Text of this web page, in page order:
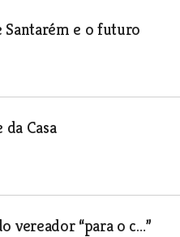
Santarém e o futuro
Casa
vereador “para o c…”